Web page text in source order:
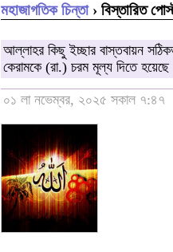
মহাজাগতিক চিন্তা› বিস্তারিত
আল্লাহর কিছু ইচ্ছার বাস্তবায়ন
কেরামকে (রা.) চরম মূল্য দিতে হয়েছে
০১ লা নভেম্বর, ২০২৫ সকাল ৭:৪৭